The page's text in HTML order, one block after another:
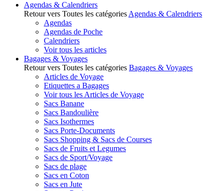
Agendas & Calendriers
Retour vers Toutes les catégories Agendas & Calendriers
Agendas
Agendas de Poche
Calendriers
Voir tous les articles
Bagages & Voyages
Retour vers Toutes les catégories Bagages & Voyages
Articles de Voyage
Etiquettes a Bagages
Voir tous les Articles de Voyage
Sacs Banane
Sacs Bandoulière
Sacs Isothermes
Sacs Porte-Documents
Sacs Shopping & Sacs de Courses
Sacs de Fruits et Legumes
Sacs de Sport/Voyage
Sacs de plage
Sacs en Coton
Sacs en Jute